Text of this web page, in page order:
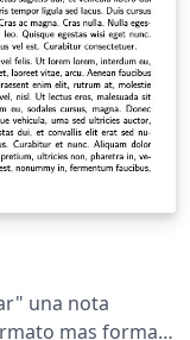
una nota
mas formal